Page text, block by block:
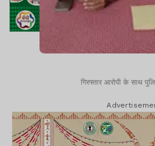
गिरफ्तार आरोपी के साथ